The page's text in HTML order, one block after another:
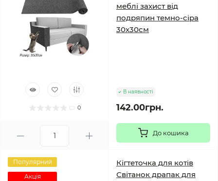
0
меблі захист від
подряпин темно-сіра
30х30см
В наявності
142.00грн.
До кошика
Популярний
Акція
Кігтеточка для котів
Світанок драпак для